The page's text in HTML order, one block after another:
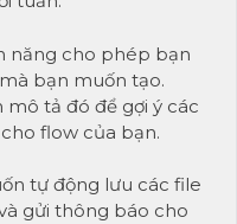
năng cho phép bạn
bạn muốn tạo.
tả đó để gợi ý các
flow của bạn.
tự động lưu các file
gửi thông báo cho